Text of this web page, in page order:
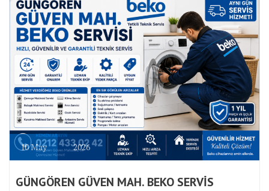
10May 2026
GÜNGÖREN GÜVEN MAH. BEKO SERVİS